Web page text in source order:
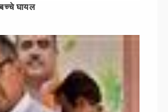
बच्चे घायल